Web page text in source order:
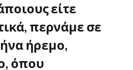
είτε
περνάμε σε
ήρεμο,
όπου